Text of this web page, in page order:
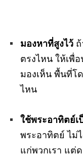
มองหาที่สูงไว้
ตรงไหน ให้เพื่
มองเห็น พื้นที่โ
ไหน
ใช้พระอาทิตย์เ
พระอาทิตย์ ไม่
แก่พวกเรา แต่